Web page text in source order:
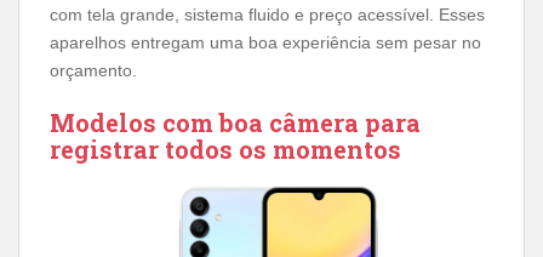
com tela grande, sistema fluido e preço acessível. Esses
aparelhos entregam uma boa experiência sem pesar no
orçamento.
Modelos com boa câmera para
registrar todos os momentos